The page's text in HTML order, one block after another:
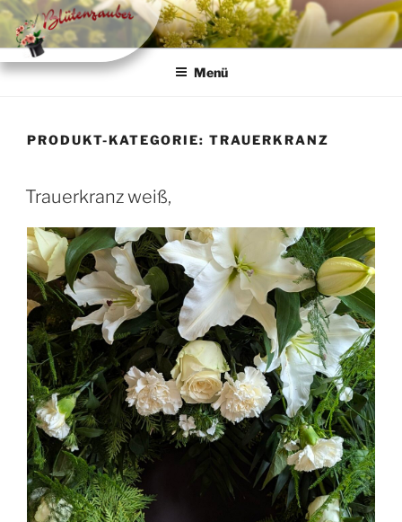
Zum
Inhalt
springen
Menü
PRODUKT-KATEGORIE:TRAUERKRANZ
Trauerkranz weiß,